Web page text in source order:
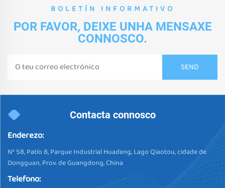
BOLETÍN INFORMATIVO
POR FAVOR, DEIXE UNHA MENSAXE
CONNOSCO.
Contacta connosco
Enderezo:
Nº 58, Patío 8, Parque Industrial Huadeng, Lago Qiaotou, cidade de
Dongguan, Prov. de Guangdong, China
Telefono: